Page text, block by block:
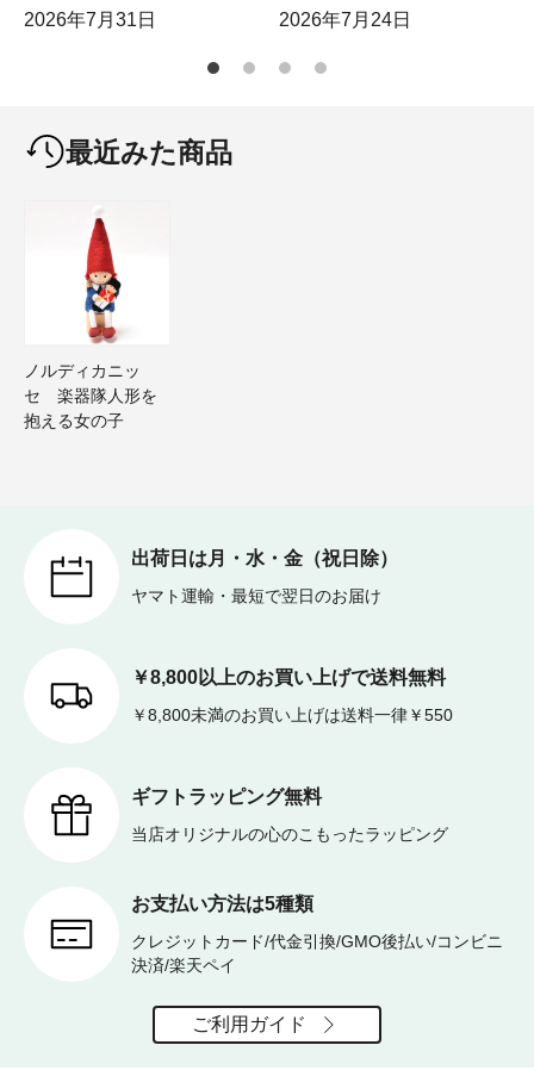
2026年7月31日 2026年7月24日
最近みた商品
ノルディカニッ
セ 楽器隊人形を
抱える女の子
出荷日は月・水・金（祝日除）
ヤマト運輸・最短で翌日のお届け
￥8,800以上のお買い上げで送料無料
￥8,800未満のお買い上げは送料一律￥550
ギフトラッピング無料
当店オリジナルの心のこもったラッピング
お支払い方法は5種類
クレジットカード/代金引換/GMO後払い/コンビニ
決済/楽天ペイ
ご利用ガイド